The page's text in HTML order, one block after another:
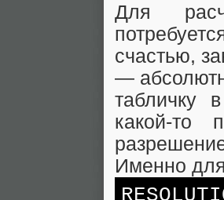
Для
счастью,
—
табличку
какой-то
Именно